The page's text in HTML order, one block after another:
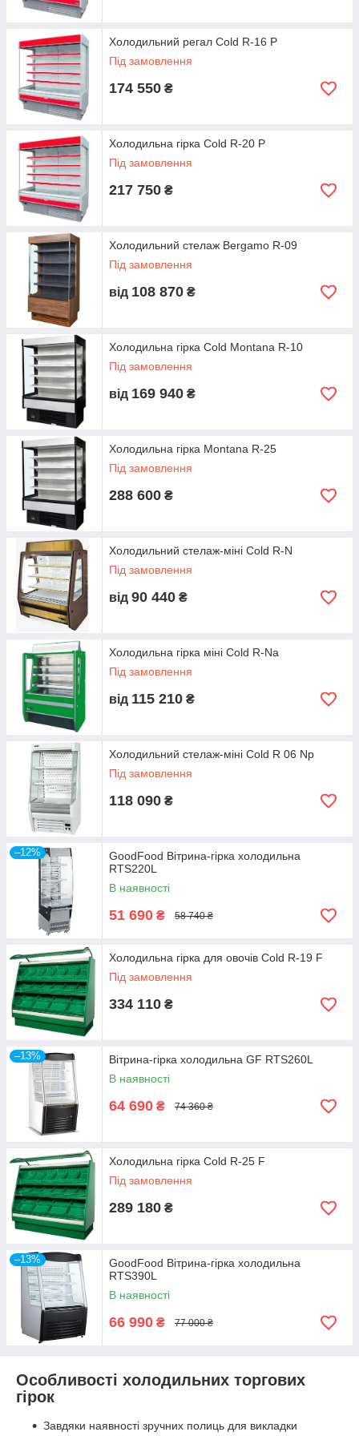
Холодильний регал Cold R-16 P
Під замовлення
174 550 ₴
Холодильна гірка Cold R-20 P
Під замовлення
217 750 ₴
Холодильний стелаж Bergamo R-09
Під замовлення
від 108 870 ₴
Холодильна гірка Cold Montana R-10
Під замовлення
від 169 940 ₴
Холодильна гірка Montana R-25
Під замовлення
288 600 ₴
Холодильний стелаж-міні Cold R-N
Під замовлення
від 90 440 ₴
Холодильна гірка міні Cold R-Na
Під замовлення
від 115 210 ₴
Холодильний стелаж-міні Cold R 06 Np
Під замовлення
118 090 ₴
–12%
GoodFood Вітрина-гірка холодильна
RTS220L
В наявності
51 690 ₴ 58 740 ₴
Холодильна гірка для овочів Cold R-19 F
Під замовлення
334 110 ₴
–13%
Вітрина-гірка холодильна GF RTS260L
В наявності
64 690 ₴ 74 360 ₴
Холодильна гірка Cold R-25 F
Під замовлення
289 180 ₴
–13%
GoodFood Вітрина-гірка холодильна
RTS390L
В наявності
66 990 ₴ 77 000 ₴
Особливості холодильних торгових
гірок
Завдяки наявності зручних полиць для викладки